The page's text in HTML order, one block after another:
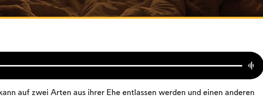
auf zwei Arten aus ihrer Ehe entlassen werden und einen anderen